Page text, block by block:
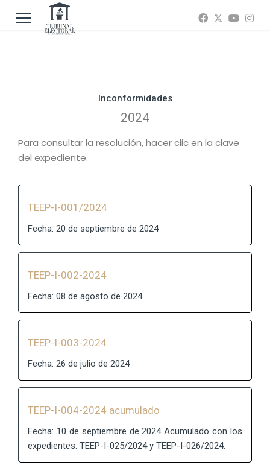
Inconformidades
2024
Para consultar la resolución, hacer clic en la clave
del expediente.
TEEP-I-001/2024
Fecha: 20 de septiembre de 2024
TEEP-I-002-2024
Fecha: 08 de agosto de 2024
TEEP-I-003-2024
Fecha: 26 de julio de 2024
TEEP-I-004-2024 acumulado
Fecha: 10 de septiembre de 2024 Acumulado con los
expedientes: TEEP-I-025/2024 y TEEP-I-026/2024.